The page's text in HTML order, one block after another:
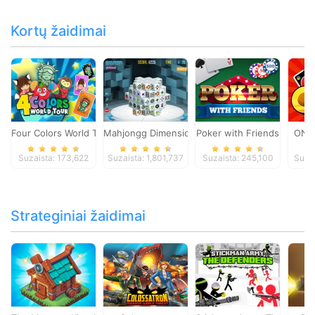
Kortų žaidimai
Four Colors World Tour
Suzaista: 173,622
Mahjongg Dimensions
Suzaista: 1,801,737
Poker with Friends
Suzaista: 245,100
Strateginiai žaidimai